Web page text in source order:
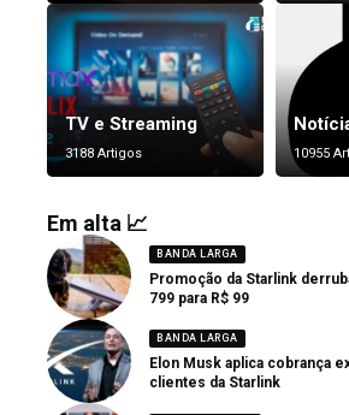
TV e Streaming
3188 Artigos 10955
Em alta 📈
BANDA LARGA
Promoção da Starlink
799 para R$ 99
BANDA LARGA
Elon Musk aplica cobrança
clientes da Starlink